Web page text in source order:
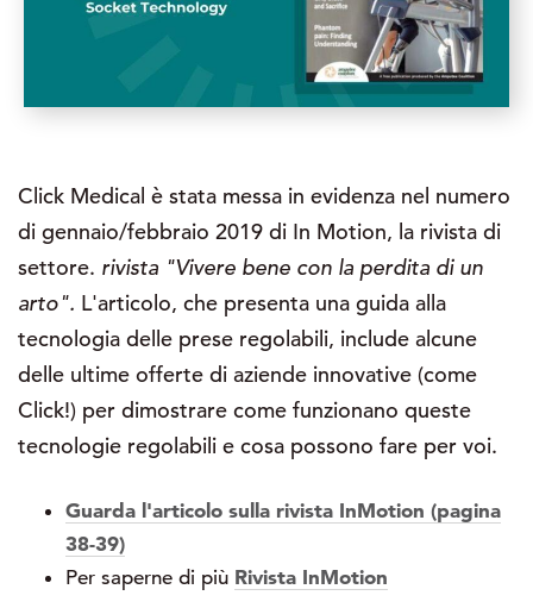
Click Medical è stata messa in evidenza nel numero
di gennaio/febbraio 2019 di In Motion, la rivista di
settore. rivista "Vivere bene con la perdita di un
arto". L'articolo, che presenta una guida alla
tecnologia delle prese regolabili, include alcune
delle ultime offerte di aziende innovative (come
Click!) per dimostrare come funzionano queste
tecnologie regolabili e cosa possono fare per voi.
Guarda l'articolo sulla rivista InMotion (pagina
38-39)
Per saperne di più Rivista InMotion